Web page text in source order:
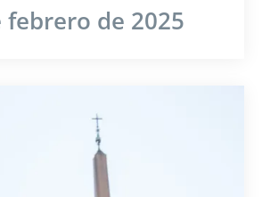
febrero de 2025